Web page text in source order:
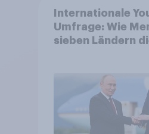
Internationale
Umfrage: Wie
sieben Ländern
Bedrohungen
bewerten